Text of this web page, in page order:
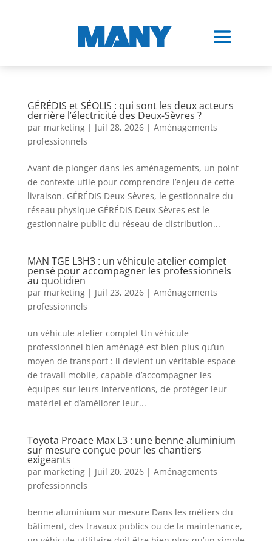
GÉRÉDIS et SÉOLIS : qui sont les deux acteurs
derrière l’électricité des Deux-Sèvres ?
par marketing| Juil 28, 2026| Aménagements
professionnels
Avant de plonger dans les aménagements, un point
de contexte utile pour comprendre l’enjeu de cette
livraison. GÉRÉDIS Deux-Sèvres, le gestionnaire du
réseau physique GÉRÉDIS Deux-Sèvres est le
gestionnaire public du réseau de distribution...
MAN TGE L3H3 : un véhicule atelier complet
pensé pour accompagner les professionnels
au quotidien
par marketing| Juil 23, 2026| Aménagements
professionnels
un véhicule atelier complet Un véhicule
professionnel bien aménagé est bien plus qu’un
moyen de transport : il devient un véritable espace
de travail mobile, capable d’accompagner les
équipes sur leurs interventions, de protéger leur
matériel et d’améliorer leur...
Toyota Proace Max L3 : une benne aluminium
sur mesure conçue pour les chantiers
exigeants
par marketing| Juil 20, 2026| Aménagements
professionnels
benne aluminium sur mesure Dans les métiers du
bâtiment, des travaux publics ou de la maintenance,